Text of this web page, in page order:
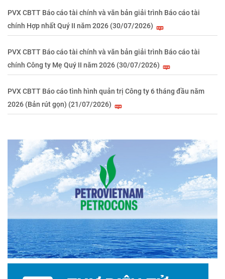
PVX CBTT Báo cáo tài chính và văn bản giải trình Báo cáo tài
chính Hợp nhất Quý II năm 2026 (30/07/2026)
PVX CBTT Báo cáo tài chính và văn bản giải trình Báo cáo tài
chính Công ty Mẹ Quý II năm 2026 (30/07/2026)
PVX CBTT Báo cáo tình hình quản trị Công ty 6 tháng đầu năm
2026 (Bản rút gọn) (21/07/2026)